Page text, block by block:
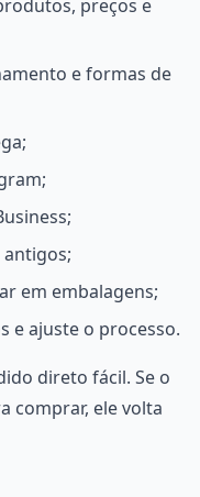
preços e
e formas de
em embalagens;
e ajuste o processo.
direto fácil. Se o
comprar, ele volta